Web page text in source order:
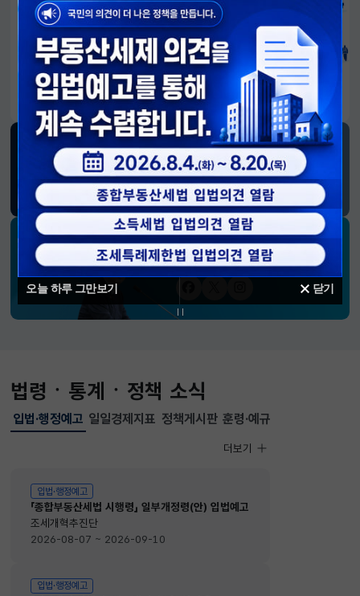
오늘 하루 그만보기 닫기
알림판
국민이 만든 대전환의 길-회복과 도약, 모두의 1년
재정경제부 SNS 소식
블로그페이스북트위터(X)유튜브인스타그램
소통하는 경제 리더 구윤철 장관의
SNS 채널
법령ㆍ통계ㆍ정책 소식
입법·행정예고
선택됨
입법·행정예고
입법·행정예고
「종합부동산세법 시행령」 일부개정령(안) 입법예고
조세개혁추진단
2026-08-07 ~ 2026-09-10
입법·행정예고
입법·행정예고
더보기
일일경제지표 정책게시판 훈령·예규